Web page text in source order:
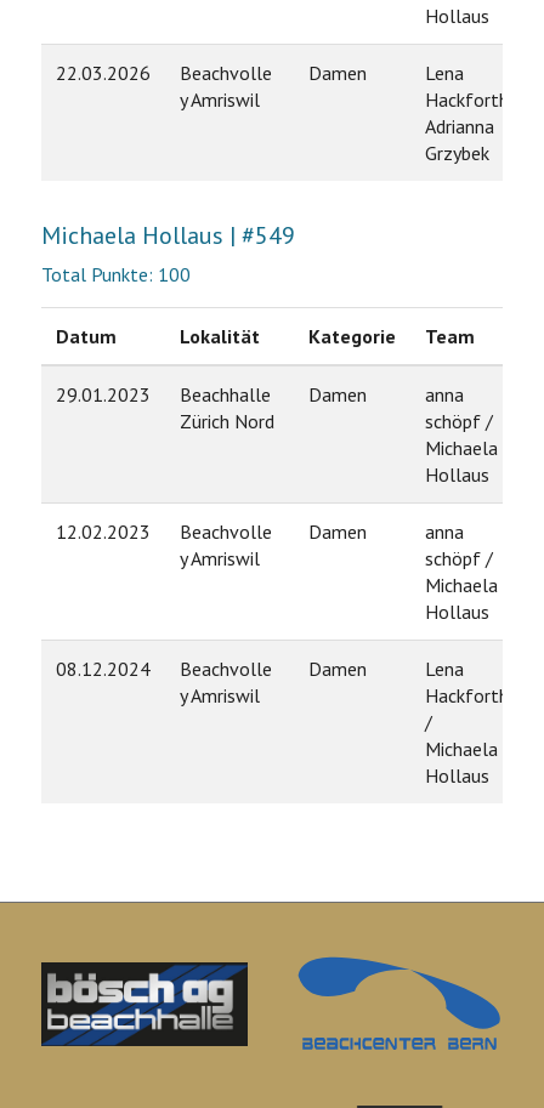
Hollaus
22.03.2026
Beachvolle
y Amriswil
Damen
Lena
Hackforth /
Adrianna
Grzybek
Michaela Hollaus | #549
Total Punkte: 100
Datum Lokalität Kategorie Team
29.01.2023
Beachhalle
Zürich Nord
Damen
anna
schöpf /
Michaela
Hollaus
12.02.2023
Beachvolle
y Amriswil
Damen
anna
schöpf /
Michaela
Hollaus
08.12.2024
Beachvolle
y Amriswil
Damen
Lena
Hackforth
/
Michaela
Hollaus